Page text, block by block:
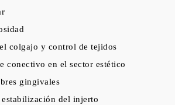
colgajo y control de tejidos
conectivo en el sector estético
gingivales
estabilización del injerto